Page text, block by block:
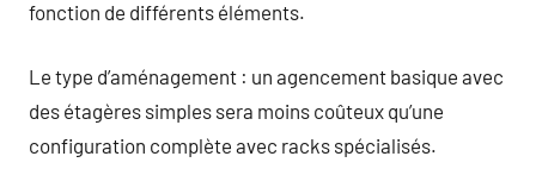
fonction de différents éléments.
Le type d’aménagement : un agencement basique avec
des étagères simples sera moins coûteux qu’une
configuration complète avec racks spécialisés.